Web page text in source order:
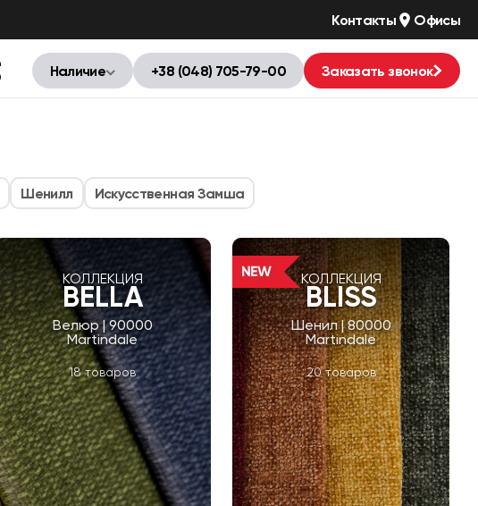
Контакты Офисы
Наличие +38 (048) 705-79-00 Заказать звонок
Шенилл Искусственная Замша
КОЛЛЕКЦИЯ
BELLA
Велюр | 90000
Martindale
18 товаров
КОЛЛЕКЦИЯ
BLISS
Шенил | 80000
Martindale
20 товаров